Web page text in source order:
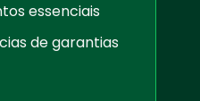
essenciais
de garantias